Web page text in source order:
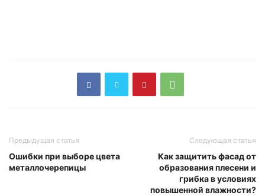
Предыдущая статья
Ошибки при выборе цвета
металлочерепицы
Следующая статья
Как защитить фасад от
образования плесени и
грибка в условиях
повышенной влажности?